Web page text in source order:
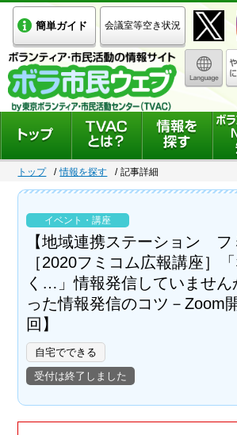
簡単ガイド 会議室等空き状況
トップ 情報を探す 記事詳細
イベント・講座
【地域連携ステーション フ
［2020フミコム広報講座］
く…」情報発信していません
った情報発信のコツ－Zoom
回】
自宅でできる
受付は終了しました